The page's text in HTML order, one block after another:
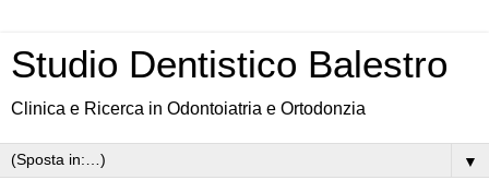
Studio Dentistico Balestro
Clinica e Ricerca in Odontoiatria e Ortodonzia
▼